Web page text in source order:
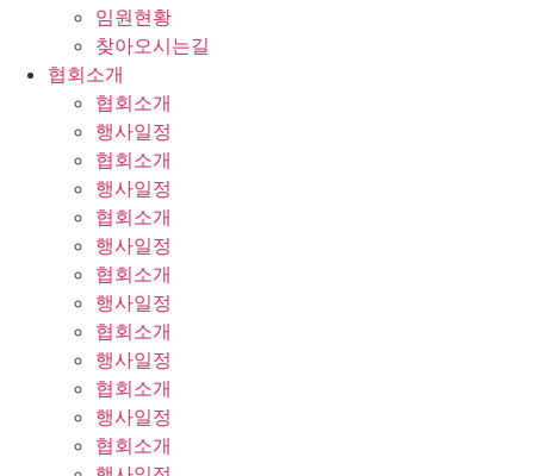
임원현황
찾아오시는길
협회소개
협회소개
행사일정
협회소개
행사일정
협회소개
행사일정
협회소개
행사일정
협회소개
행사일정
협회소개
행사일정
협회소개